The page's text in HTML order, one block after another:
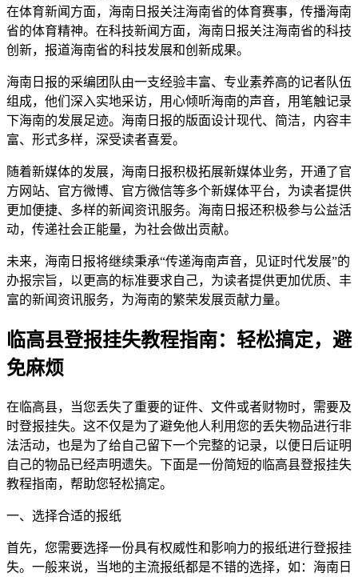
在体育新闻方面，海南日报关注海南省的体育赛事，传播海南
省的体育精神。在科技新闻方面，海南日报关注海南省的科技
创新，报道海南省的科技发展和创新成果。
海南日报的采编团队由一支经验丰富、专业素养高的记者队伍
组成，他们深入实地采访，用心倾听海南的声音，用笔触记录
下海南的发展足迹。海南日报的版面设计现代、简洁，内容丰
富、形式多样，深受读者喜爱。
随着新媒体的发展，海南日报积极拓展新媒体业务，开通了官
方网站、官方微博、官方微信等多个新媒体平台，为读者提供
更加便捷、多样的新闻资讯服务。海南日报还积极参与公益活
动，传递社会正能量，为社会做出贡献。
未来，海南日报将继续秉承“传递海南声音，见证时代发展”的
办报宗旨，以更高的标准要求自己，为读者提供更加优质、丰
富的新闻资讯服务，为海南的繁荣发展贡献力量。
临高县登报挂失教程指南：轻松搞定，避
免麻烦
在临高县，当您丢失了重要的证件、文件或者财物时，需要及
时登报挂失。这不仅是为了避免他人利用您的丢失物品进行非
法活动，也是为了给自己留下一个完整的记录，以便日后证明
自己的物品已经声明遗失。下面是一份简短的临高县登报挂失
教程指南，帮助您轻松搞定。
一、选择合适的报纸
首先，您需要选择一份具有权威性和影响力的报纸进行登报挂
失。一般来说，当地的主流报纸都是不错的选择，如：海南日